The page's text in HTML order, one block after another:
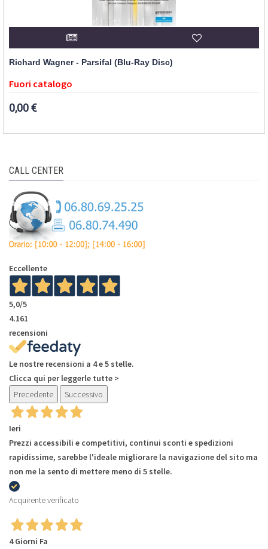
Richard Wagner - Parsifal (Blu-Ray Disc)
Fuori catalogo
0,00 €
CALL CENTER
Eccellente
5,0/5
4.161
recensioni
Le nostre recensioni a 4 e 5 stelle.
Clicca qui per leggerle tutte >
Precedente
Successivo
Ieri
Prezzi accessibili e competitivi, continui sconti e spedizioni
rapidissime, sarebbe l'ideale migliorare la navigazione del sito ma
non me la sento di mettere meno di 5 stelle.
Acquirente verificato
4 Giorni Fa